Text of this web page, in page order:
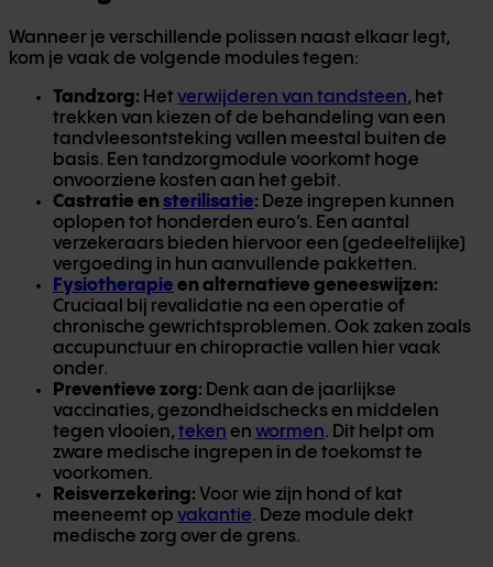
Wanneer je verschillende polissen naast elkaar legt,
kom je vaak de volgende modules tegen:
Tandzorg: Het verwijderen van tandsteen, het
trekken van kiezen of de behandeling van een
tandvleesontsteking vallen meestal buiten de
basis. Een tandzorgmodule voorkomt hoge
onvoorziene kosten aan het gebit.
Castratie en sterilisatie: Deze ingrepen kunnen
oplopen tot honderden euro’s. Een aantal
verzekeraars bieden hiervoor een (gedeeltelijke)
vergoeding in hun aanvullende pakketten.
Fysiotherapie en alternatieve geneeswijzen:
Cruciaal bij revalidatie na een operatie of
chronische gewrichtsproblemen. Ook zaken zoals
accupunctuur en chiropractie vallen hier vaak
onder.
Preventieve zorg: Denk aan de jaarlijkse
vaccinaties, gezondheidschecks en middelen
tegen vlooien,teken en wormen. Dit helpt om
zware medische ingrepen in de toekomst te
voorkomen.
Reisverzekering: Voor wie zijn hond of kat
meeneemt op vakantie. Deze module dekt
medische zorg over de grens.